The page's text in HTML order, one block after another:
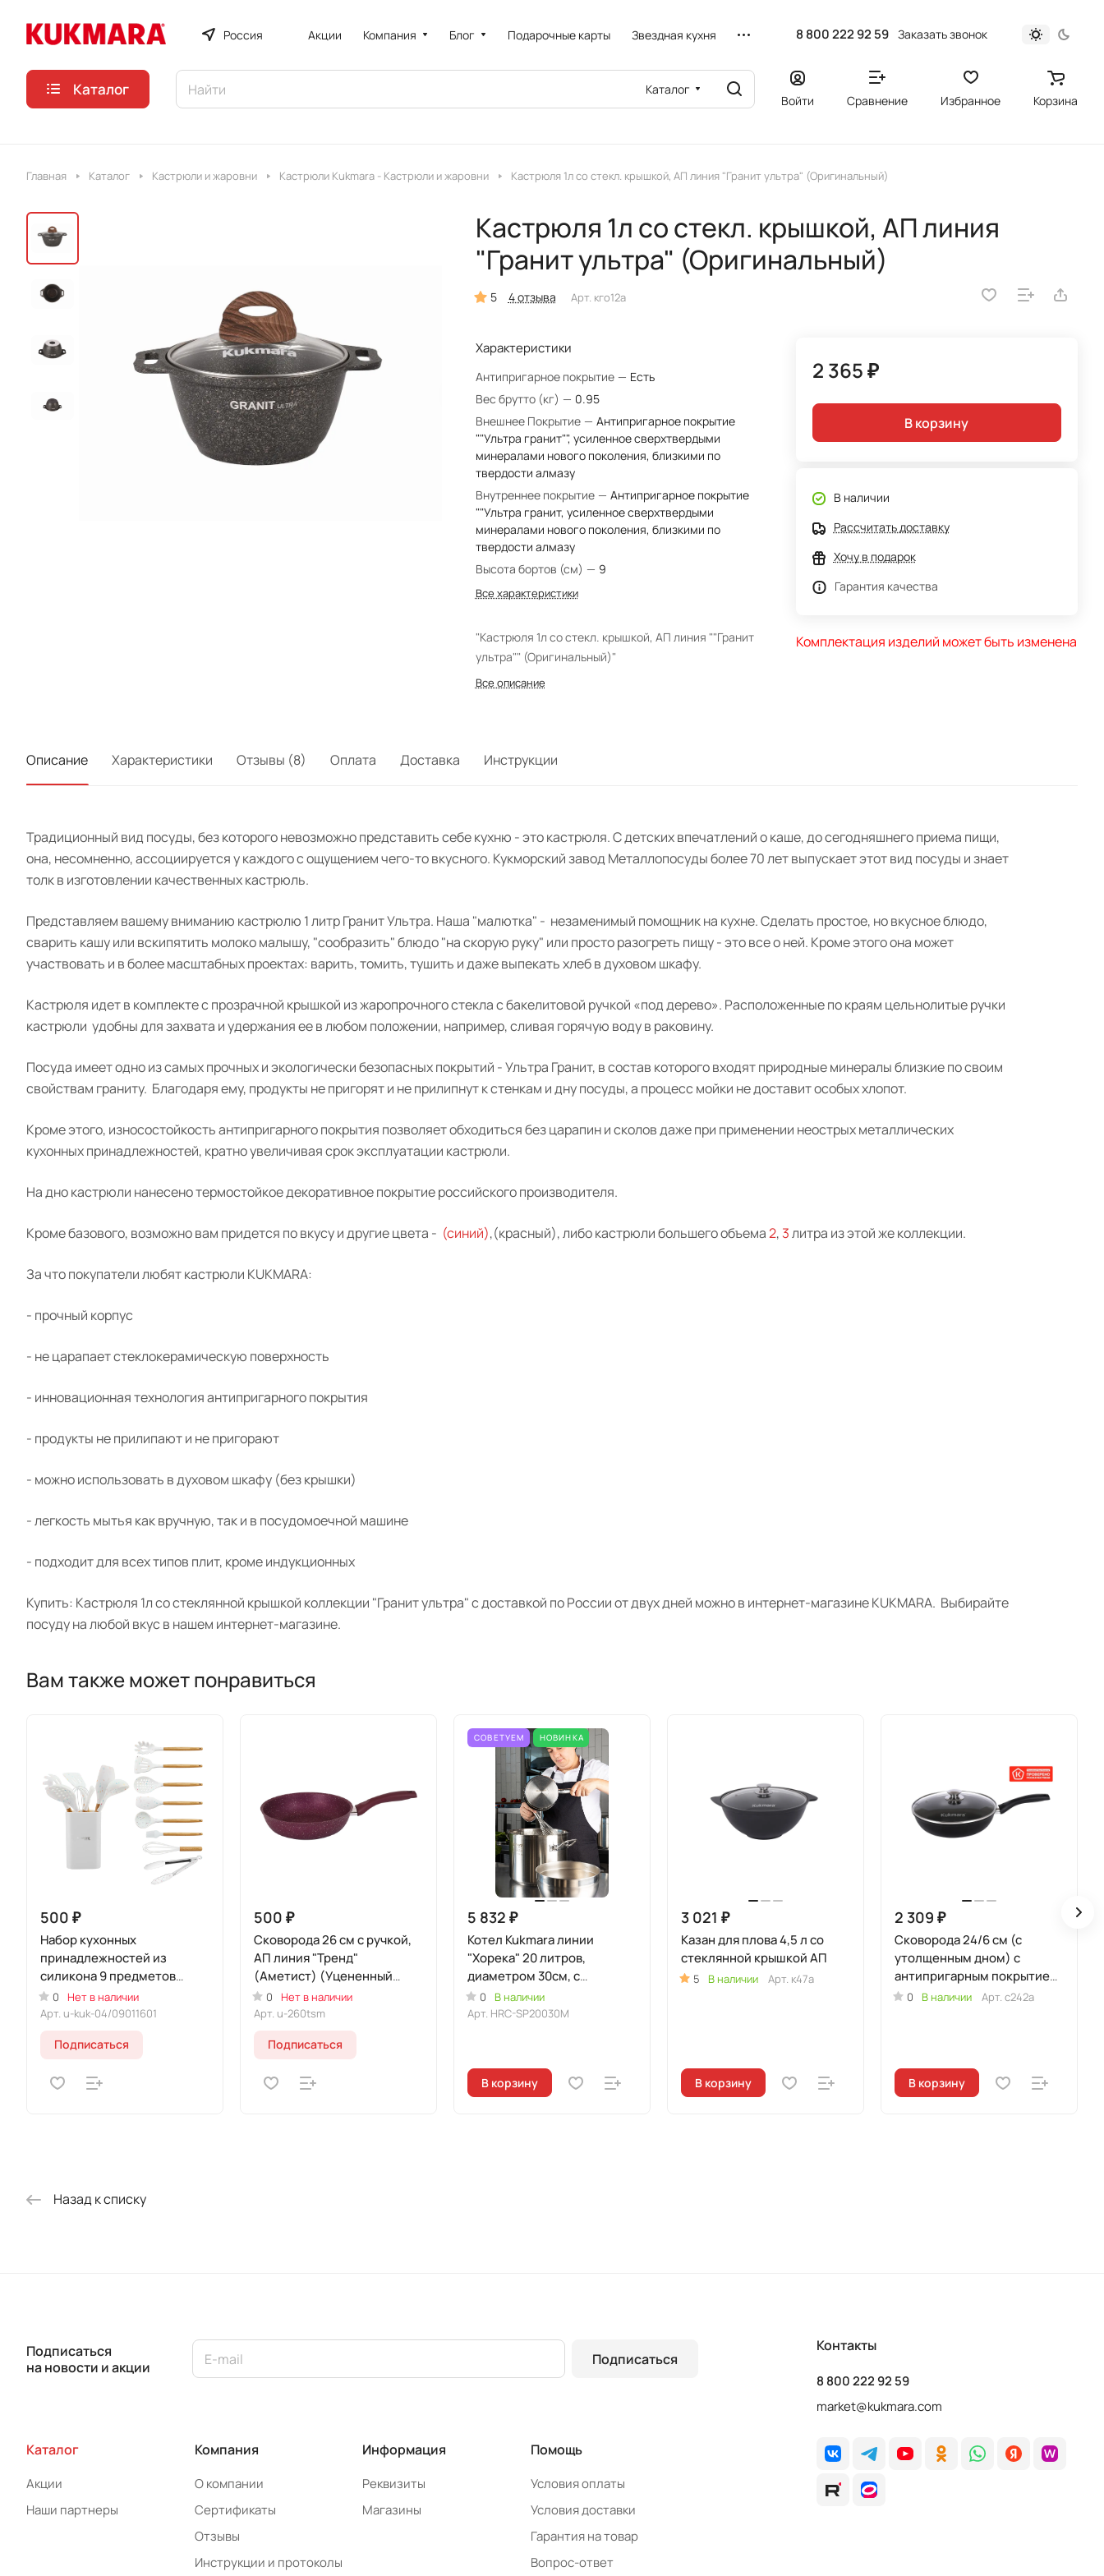
Россия Акции Компания Блог Подарочные карты Звездная кухня 8 800 222 92 59 Заказать звонок
Каталог Каталог
Войти Сравнение Избранное Корзина
Главная Каталог Кастрюли и жаровни Кастрюли Kukmara - Кастрюли и жаровни Кастрюля 1л со стекл. крышкой, АП линия "Гранит ультра" (Оригинальный)
Кастрюля 1л со стекл. крышкой, АП линия
"Гранит ультра" (Оригинальный)
5 4 отзыва Арт. кго12а
Характеристики
Антипригарное покрытие — Есть
Вес брутто (кг) — 0.95
Внешнее Покрытие — Антипригарное покрытие
""Ультра гранит"", усиленное сверхтвердыми
минералами нового поколения, близкими по
твердости алмазу
Внутреннее покрытие — Антипригарное покрытие
""Ультра гранит, усиленное сверхтвердыми
минералами нового поколения, близкими по
твердости алмазу
Высота бортов (см) — 9
Все характеристики
"Кастрюля 1л со стекл. крышкой, АП линия ""Гранит
ультра"" (Оригинальный)"
Все описание
2 365 ₽
В корзину
В наличии
Рассчитать доставку
Хочу в подарок
Гарантия качества
Комплектация изделий может быть изменена
Описание Характеристики Отзывы (8) Оплата Доставка Инструкции
Традиционный вид посуды, без которого невозможно представить себе кухню - это кастрюля. С детских впечатлений о каше, до сегодняшнего приема пищи,
она, несомненно, ассоциируется у каждого с ощущением чего-то вкусного. Кукморский завод Металлопосудыболее 70 лет выпускает этот вид посуды и знает
толк в изготовлении качественных кастрюль.
Представляем вашему вниманию кастрюлю 1 литрГранитУльтра. Наша "малютка" - незаменимый помощник на кухне. Сделать простое, но вкусное блюдо,
сварить кашу или вскипятить молоко малышу, "сообразить" блюдо "на скорую руку" или просто разогреть пищу - это все о ней. Кроме этого она может
участвовать и в более масштабных проектах: варить, томить, тушить и даже выпекать хлеб в духовом шкафу.
Кастрюля идет в комплектес прозрачной крышкой из жаропрочного стекла с бакелитовой ручкой «под дерево». Расположенные по краям цельнолитые ручки
кастрюли удобны для захвата и удержания ее в любом положении, например, сливая горячую воду в раковину.
Посуда имеет одно из самых прочных и экологически безопасных покрытий - Ультра Гранит, в состав которого входят природные минералы близкие по своим
свойствам граниту. Благодаря ему, продукты не пригорят и не прилипнут к стенкам и дну посуды, а процесс мойки не доставит особых хлопот.
Кроме этого, износостойкость антипригарного покрытия позволяет обходиться без царапин и сколов даже при применении неострых металлических
кухонных принадлежностей, кратно увеличивая срок эксплуатации кастрюли.
На дно кастрюли нанесено термостойкое декоративное покрытие российского производителя.
Кроме базового, возможно вам придется по вкусу и другие цвета - (синий),(красный),либо кастрюли большего объема2, 3литра из этой же коллекции.
За что покупатели любят кастрюли KUKMARA:
- прочный корпус
- не царапает стеклокерамическую поверхность
- инновационная технология антипригарного покрытия
- продукты не прилипают и не пригорают
- можно использовать в духовом шкафу (без крышки)
- легкость мытья как вручную, так и в посудомоечной машине
- подходит для всех типов плит, кроме индукционных
Купить: Кастрюля 1л со стеклянной крышкой коллекции "Гранитультра" с доставкой по России от двух дней можно в интернет-магазинеKUKMARA. Выбирайте
посуду на любой вкус в нашем интернет-магазине.
Вам также может понравиться
500 ₽
Набор кухонных
принадлежностей из
силикона 9 предметов
"Белый" (Уцененный товар)
0
Нет в наличии
Арт. u-kuk-04/09011601
Подписаться
500 ₽
Cкoворода 26 см с ручкой,
АП линия "Тренд"
(Аметист) (Уцененный
товар)
0
Нет в наличии
Арт. u-260tsm
Подписаться
СОВЕТУЕМ НОВИНКА
5 832 ₽
Котел Kukmara линии
"Хорека" 20 литров,
диаметром 30см, с
металлической крышкой
0
В наличии
Арт. HRC-SP20030M
В корзину
3 021 ₽
Казан для плова 4,5 л со
стеклянной крышкой АП
5 В наличии Арт. к47а
В корзину
2 309 ₽
Сковорода 24/6 см (с
утолщенным дном) с
антипригарным покрытием,
с ручкой, со стеклянной
0 В наличии Арт. с242а
В корзину
Назад к списку
Подписаться
на новости и акции
Подписаться
Каталог
Акции
Наши партнеры
Компания
О компании
Сертификаты
Отзывы
Инструкции и протоколы
Информация
Реквизиты
Магазины
Помощь
Условия оплаты
Условия доставки
Гарантия на товар
Вопрос-ответ
Контакты
8 800 222 92 59
market@kukmara.com